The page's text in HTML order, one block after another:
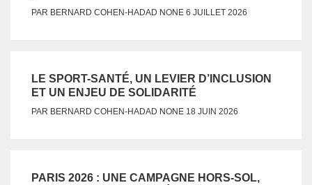
PAR BERNARD COHEN-HADAD NONE 6 JUILLET 2026
LE SPORT-SANTÉ, UN LEVIER D’INCLUSION
ET UN ENJEU DE SOLIDARITÉ
PAR BERNARD COHEN-HADAD NONE 18 JUIN 2026
PARIS 2026 : UNE CAMPAGNE HORS-SOL,